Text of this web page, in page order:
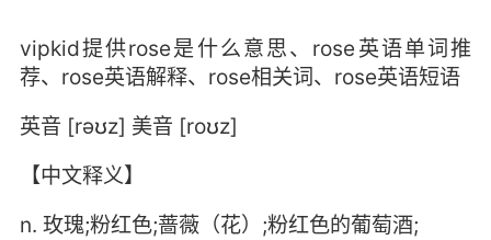
vipkid提供rose是什么意思、rose英语单词推
荐、rose英语解释、rose相关词、rose英语短语
英音 [rəʊz] 美音 [roʊz]
【中文释义】
n. 玫瑰;粉红色;蔷薇（花）;粉红色的葡萄酒;